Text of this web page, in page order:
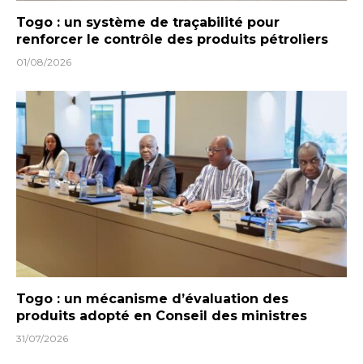
Togo : un système de traçabilité pour
renforcer le contrôle des produits pétroliers
01/08/2026
Togo : un mécanisme d’évaluation des
produits adopté en Conseil des ministres
31/07/2026